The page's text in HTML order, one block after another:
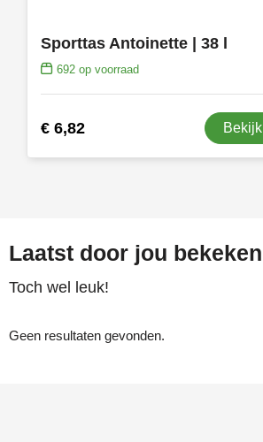
Sporttas Antoinette | 38 l
692op voorraad
€ 6,82 Bekijk
Laatst door jou bekeken
Toch wel leuk!
Geen resultaten gevonden.